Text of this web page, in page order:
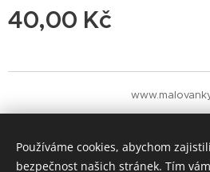
40,00 Kč
Cookies
Měna
CZK Kč
Používáme cookies, abychom
bezpečnost našich stránek. Tím